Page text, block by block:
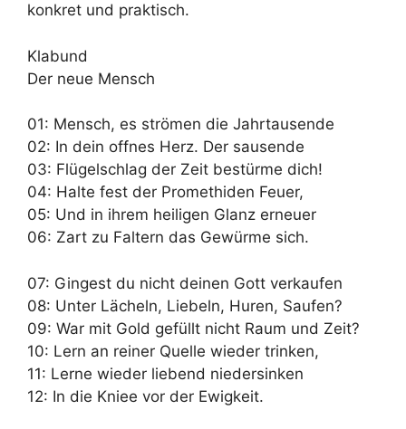
konkret und praktisch.
Klabund
Der neue Mensch
01: Mensch, es strömen die Jahrtausende
02: In dein offnes Herz. Der sausende
03: Flügelschlag der Zeit bestürme dich!
04: Halte fest der Promethiden Feuer,
05: Und in ihrem heiligen Glanz erneuer
06: Zart zu Faltern das Gewürme sich.
07: Gingest du nicht deinen Gott verkaufen
08: Unter Lächeln, Liebeln, Huren, Saufen?
09: War mit Gold gefüllt nicht Raum und Zeit?
10: Lern an reiner Quelle wieder trinken,
11: Lerne wieder liebend niedersinken
12: In die Kniee vor der Ewigkeit.